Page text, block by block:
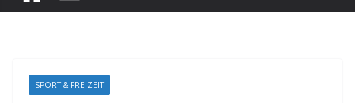
SPORT & FREIZEIT